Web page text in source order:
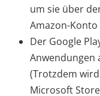
um sie über
Amazon-
Der Google
Anwendungen
(Trotzdem
Microsoft